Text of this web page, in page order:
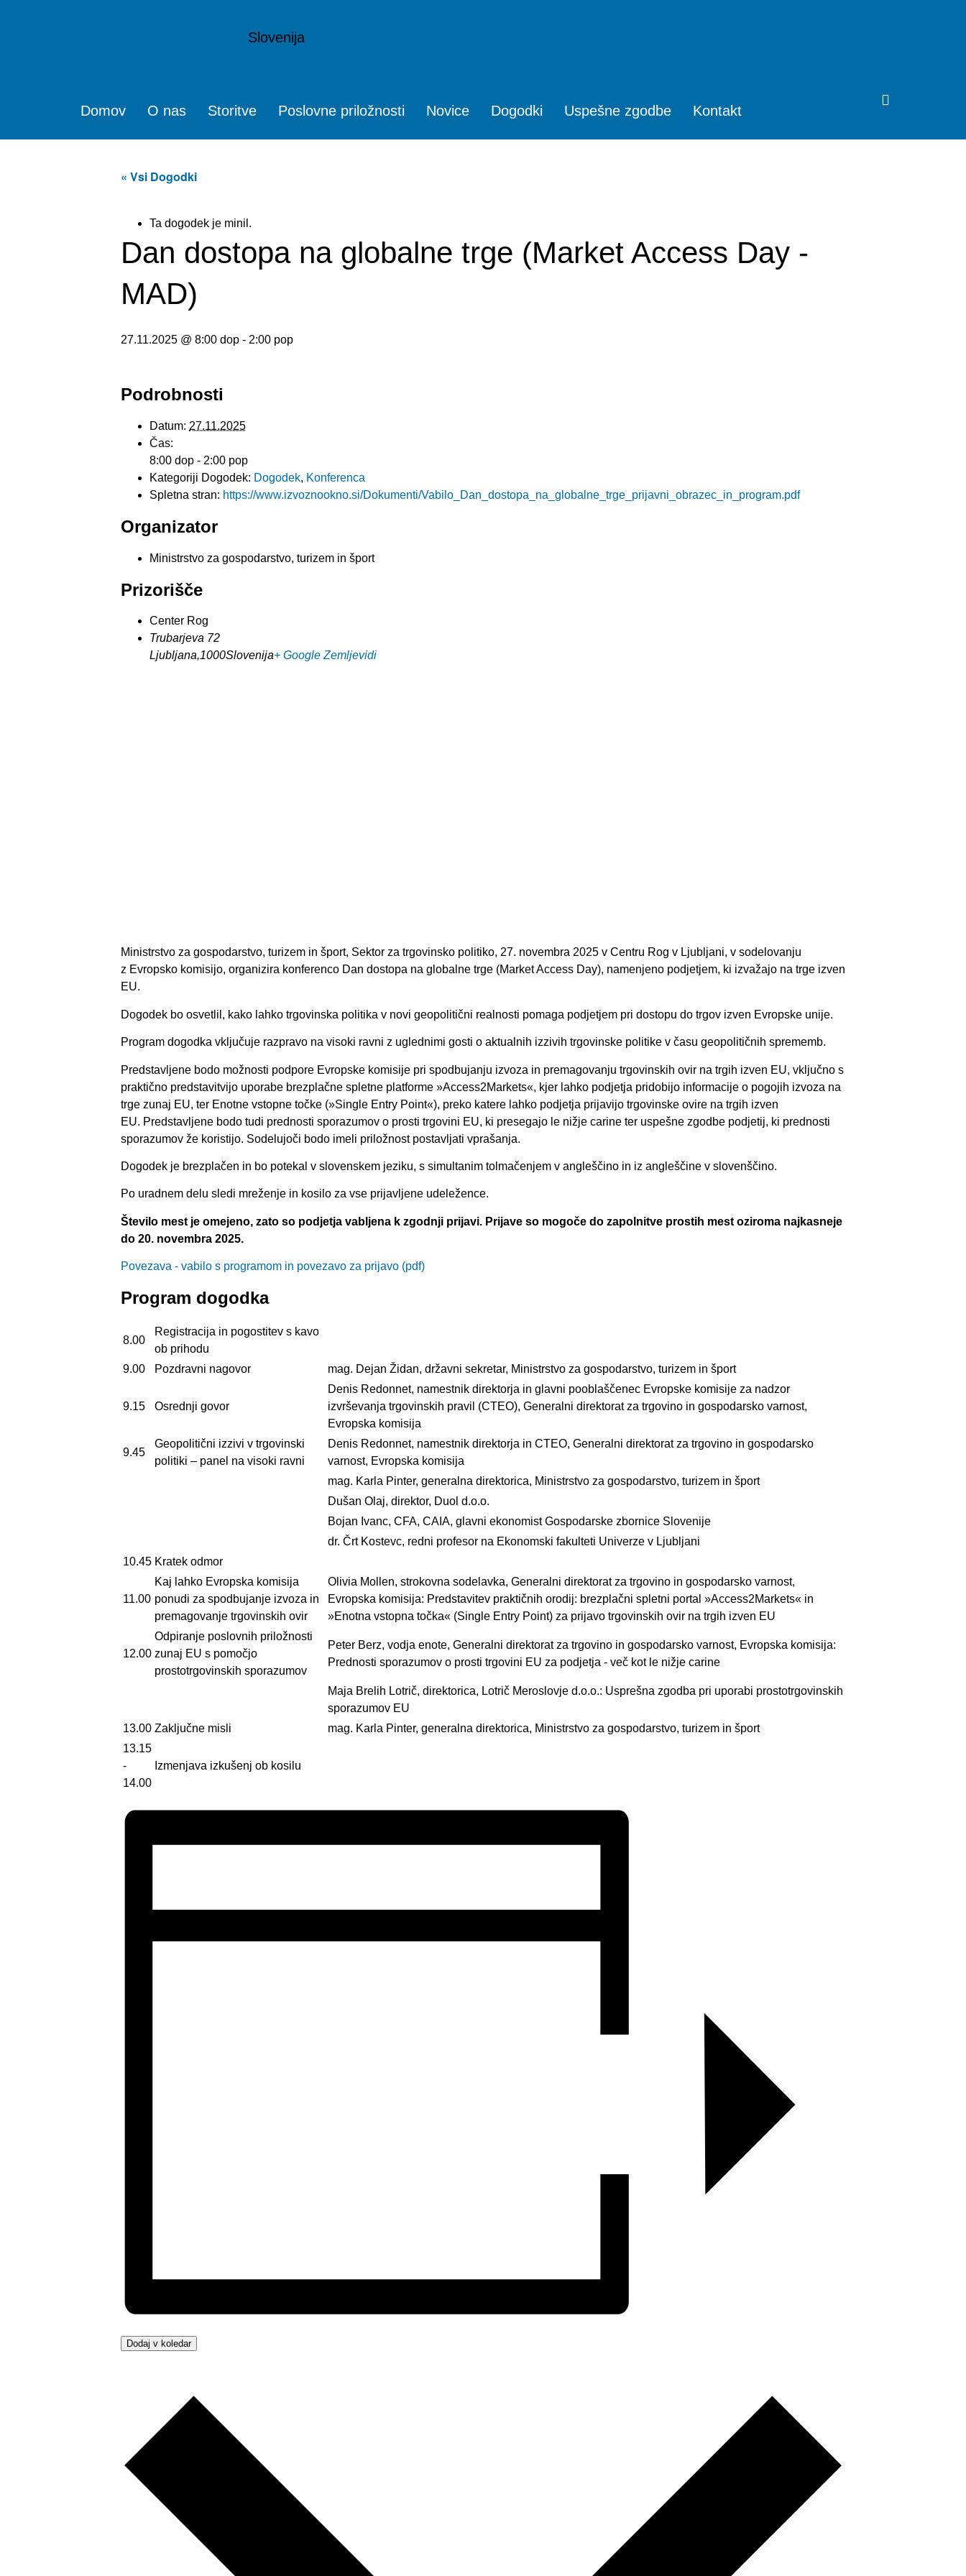
Slovenija
Domov O nas Storitve Poslovne priložnosti Novice Dogodki Uspešne zgodbe Kontakt
« Vsi Dogodki
Ta dogodek je minil.
Dan dostopa na globalne trge (Market Access Day -
MAD)
27.11.2025 @ 8:00 dop - 2:00 pop
Ministrstvo za gospodarstvo, turizem in šport, Sektor za trgovinsko politiko, 27. novembra 2025 v Centru Rog v Ljubljani, v sodelovanju
z Evropsko komisijo, organizira konferenco Dan dostopa na globalne trge (Market Access Day), namenjeno podjetjem, ki izvažajo na trge izven
EU.
Dogodek bo osvetlil, kako lahko trgovinska politika v novi geopolitični realnosti pomaga podjetjem pri dostopu do trgov izven Evropske unije.
Program dogodka vključuje razpravo na visoki ravni z uglednimi gosti o aktualnih izzivih trgovinske politike v času geopolitičnih sprememb.
Predstavljene bodo možnosti podpore Evropske komisije pri spodbujanju izvoza in premagovanju trgovinskih ovir na trgih izven EU, vključno s
praktično predstavitvijo uporabe brezplačne spletne platforme »Access2Markets«, kjer lahko podjetja pridobijo informacije o pogojih izvoza na
trge zunaj EU, ter Enotne vstopne točke (»Single Entry Point«), preko katere lahko podjetja prijavijo trgovinske ovire na trgih izven
EU. Predstavljene bodo tudi prednosti sporazumov o prosti trgovini EU, ki presegajo le nižje carine ter uspešne zgodbe podjetij, ki prednosti
sporazumov že koristijo. Sodelujoči bodo imeli priložnost postavljati vprašanja.
Dogodek je brezplačen in bo potekal v slovenskem jeziku, s simultanim tolmačenjem v angleščino in iz angleščine v slovenščino.
Po uradnem delu sledi mreženje in kosilo za vse prijavljene udeležence.
Število mest je omejeno, zato so podjetja vabljena k zgodnji prijavi. Prijave so mogoče do zapolnitve prostih mest oziroma najkasneje
do 20. novembra 2025.
Povezava - vabilo s programom in povezavo za prijavo (pdf)
Program dogodka
8.00
Registracija in pogostitev s kavo
ob prihodu
9.00
Pozdravni nagovor mag. Dejan Židan, državni sekretar, Ministrstvo za gospodarstvo, turizem in šport
9.15 Osrednji govor
Denis Redonnet, namestnik direktorja in glavni pooblaščenec Evropske komisije za nadzor
izvrševanja trgovinskih pravil (CTEO), Generalni direktorat za trgovino in gospodarsko varnost,
Evropska komisija
9.45
Geopolitični izzivi v trgovinski
politiki – panel na visoki ravni
Denis Redonnet, namestnik direktorja in CTEO, Generalni direktorat za trgovino in gospodarsko
varnost, Evropska komisija
mag. Karla Pinter, generalna direktorica, Ministrstvo za gospodarstvo, turizem in šport
Dušan Olaj, direktor, Duol d.o.o.
Bojan Ivanc, CFA, CAIA, glavni ekonomist Gospodarske zbornice Slovenije
dr. Črt Kostevc, redni profesor na Ekonomski fakulteti Univerze v Ljubljani
10.45 Kratek odmor
11.00
Kaj lahko Evropska komisija
ponudi za spodbujanje izvoza in
premagovanje trgovinskih ovir
Olivia Mollen, strokovna sodelavka, Generalni direktorat za trgovino in gospodarsko varnost,
Evropska komisija: Predstavitev praktičnih orodij: brezplačni spletni portal »Access2Markets« in
»Enotna vstopna točka« (Single Entry Point) za prijavo trgovinskih ovir na trgih izven EU
12.00
Odpiranje poslovnih priložnosti
zunaj EU s pomočjo
prostotrgovinskih sporazumov
Peter Berz, vodja enote, Generalni direktorat za trgovino in gospodarsko varnost, Evropska komisija:
Prednosti sporazumov o prosti trgovini EU za podjetja - več kot le nižje carine
Maja Brelih Lotrič, direktorica, Lotrič Meroslovje d.o.o.: Usprešna zgodba pri uporabi prostotrgovinskih
sporazumov EU
13.00 Zaključne misli
mag. Karla Pinter, generalna direktorica, Ministrstvo za gospodarstvo, turizem in šport
13.15
-
14.00
Izmenjava izkušenj ob kosilu
Dodaj v koledar
Podrobnosti
Datum: 27.11.2025
Čas:
8:00 dop - 2:00 pop
Kategoriji Dogodek: Dogodek, Konferenca
Spletna stran: https://www.izvoznookno.si/Dokumenti/Vabilo_Dan_dostopa_na_globalne_trge_prijavni_obrazec_in_program.pdf
Organizator
Ministrstvo za gospodarstvo, turizem in šport
Prizorišče
Center Rog
Trubarjeva 72
Ljubljana,1000Slovenija+ Google Zemljevidi